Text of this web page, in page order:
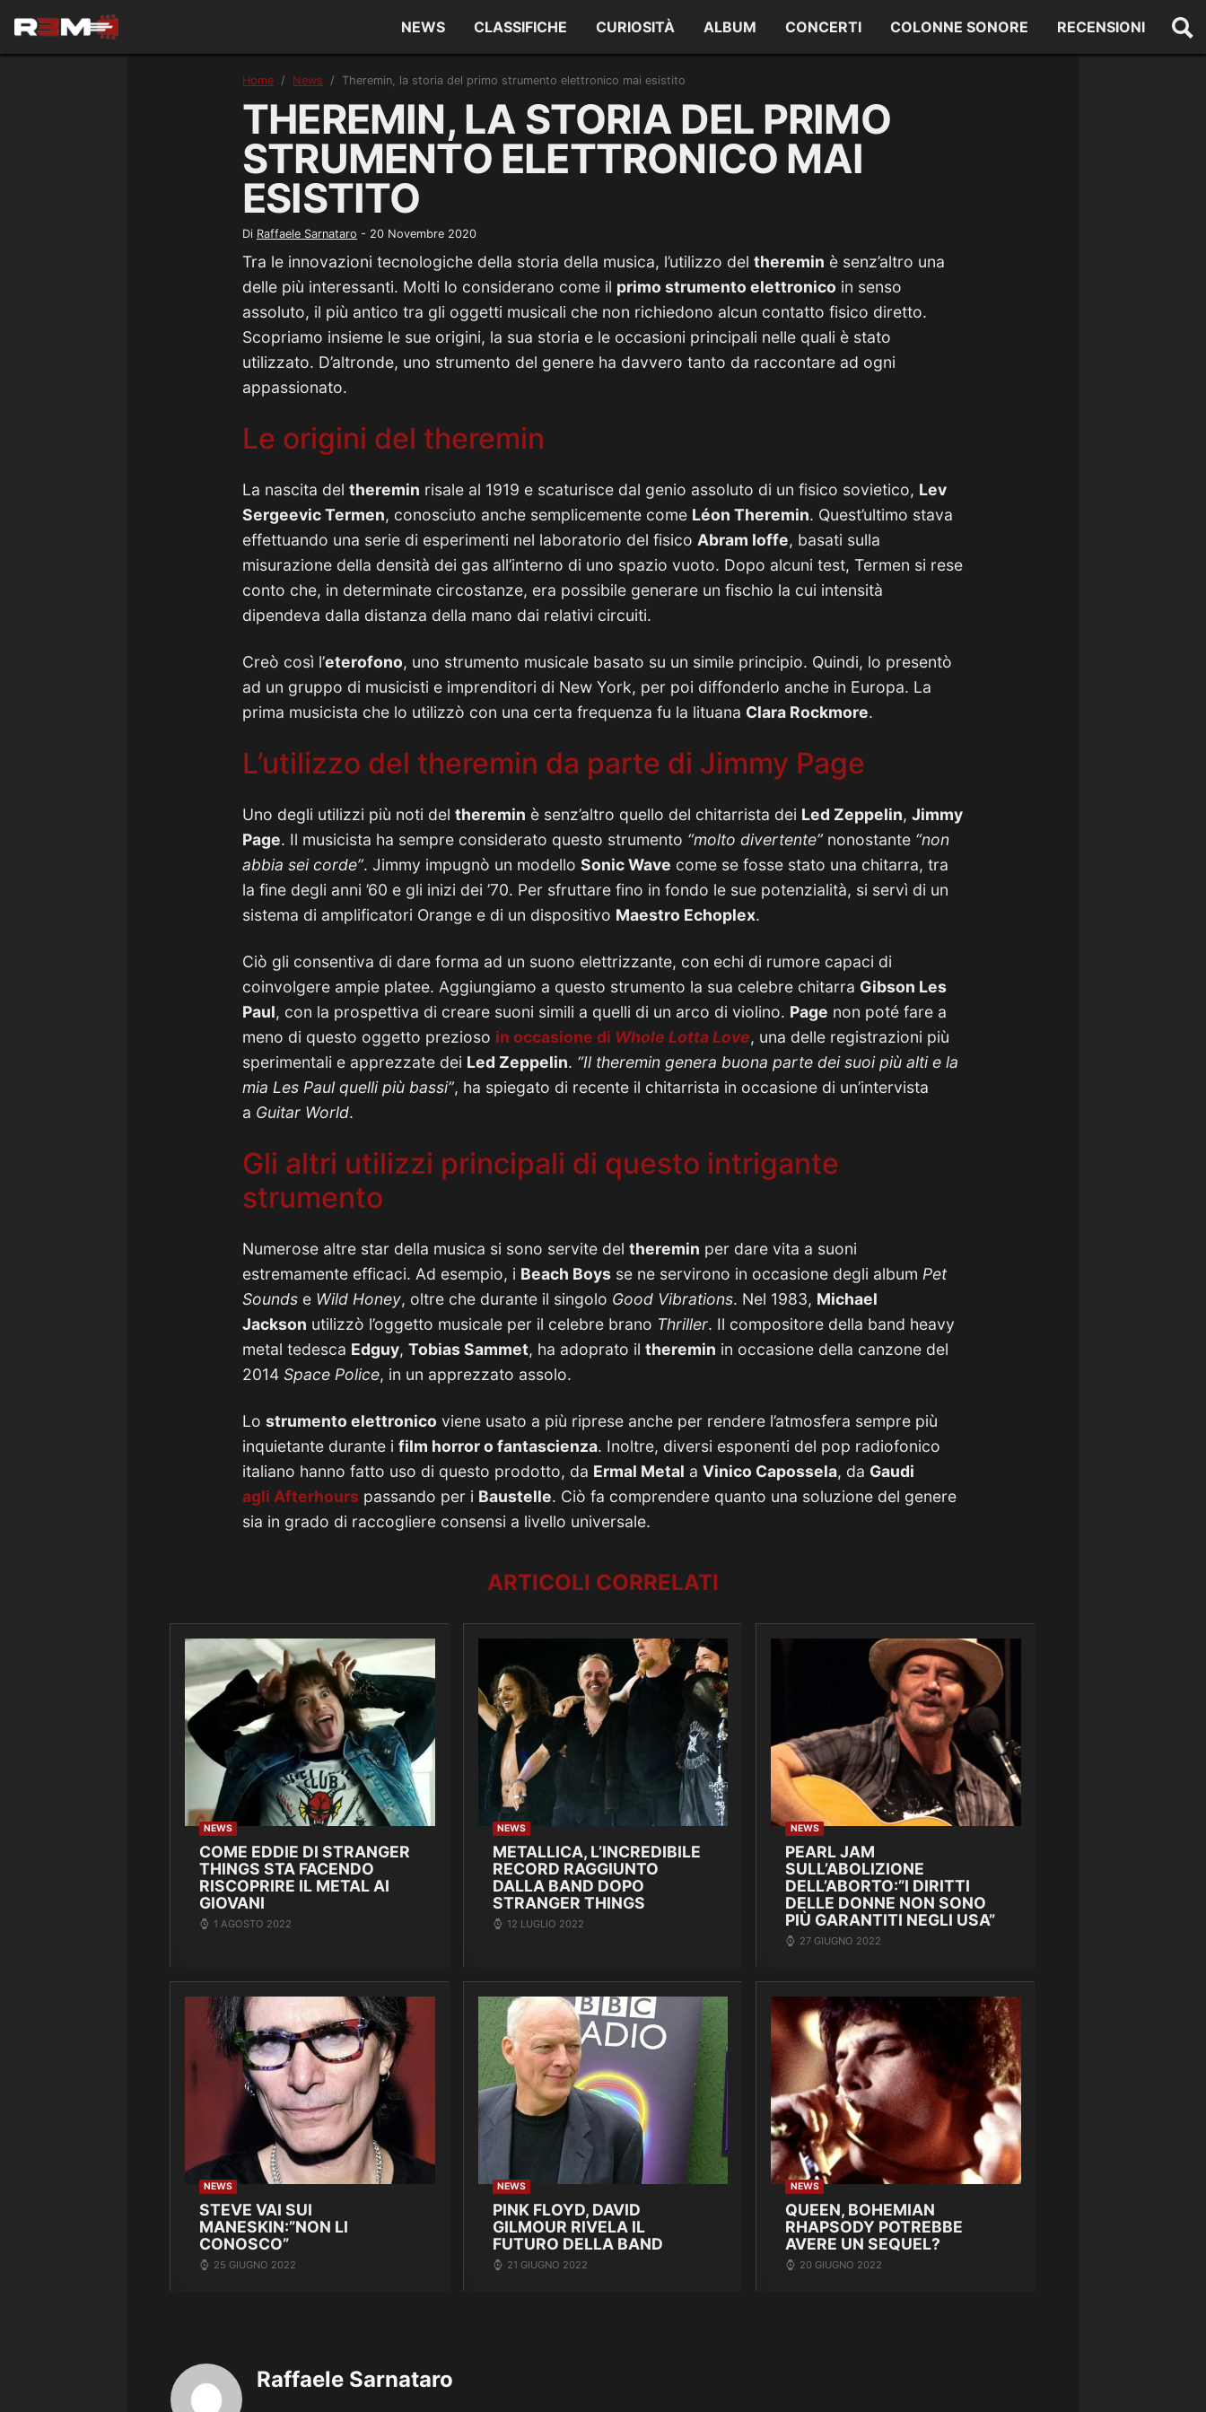
NEWS CLASSIFICHE CURIOSITÀ ALBUM CONCERTI COLONNE SONORE RECENSIONI
Home News Theremin, la storia del primo strumento elettronico mai esistito
THEREMIN, LA STORIA DEL PRIMO
STRUMENTO ELETTRONICO MAI
ESISTITO
Di Raffaele Sarnataro - 20 Novembre 2020
Tra le innovazioni tecnologiche della storia della musica, l’utilizzo del theremin è senz’altro una
delle più interessanti. Molti lo considerano come il primo strumento elettronico in senso
assoluto, il più antico tra gli oggetti musicali che non richiedono alcun contatto fisico diretto.
Scopriamo insieme le sue origini, la sua storia e le occasioni principali nelle quali è stato
utilizzato. D’altronde, uno strumento del genere ha davvero tanto da raccontare ad ogni
appassionato.
Le origini del theremin
La nascita del theremin risale al 1919 e scaturisce dal genio assoluto di un fisico sovietico, Lev
Sergeevic Termen, conosciuto anche semplicemente come Léon Theremin. Quest’ultimo stava
effettuando una serie di esperimenti nel laboratorio del fisico Abram Ioffe, basati sulla
misurazione della densità dei gas all’interno di uno spazio vuoto. Dopo alcuni test, Termen si rese
conto che, in determinate circostanze, era possibile generare un fischio la cui intensità
dipendeva dalla distanza della mano dai relativi circuiti.
Creò così l’eterofono, uno strumento musicale basato su un simile principio. Quindi, lo presentò
ad un gruppo di musicisti e imprenditori di New York, per poi diffonderlo anche in Europa. La
prima musicista che lo utilizzò con una certa frequenza fu la lituana Clara Rockmore.
L’utilizzo del theremin da parte di Jimmy Page
Uno degli utilizzi più noti del theremin è senz’altro quello del chitarrista dei Led Zeppelin, Jimmy
Page. Il musicista ha sempre considerato questo strumento “molto divertente” nonostante “non
abbia sei corde”. Jimmy impugnò un modello Sonic Wave come se fosse stato una chitarra, tra
la fine degli anni ’60 e gli inizi dei ’70. Per sfruttare fino in fondo le sue potenzialità, si servì di un
sistema di amplificatori Orange e di un dispositivo Maestro Echoplex.
Ciò gli consentiva di dare forma ad un suono elettrizzante, con echi di rumore capaci di
coinvolgere ampie platee. Aggiungiamo a questo strumento la sua celebre chitarra Gibson Les
Paul, con la prospettiva di creare suoni simili a quelli di un arco di violino. Page non poté fare a
meno di questo oggetto prezioso in occasione di Whole Lotta Love, una delle registrazioni più
sperimentali e apprezzate dei Led Zeppelin. “Il theremin genera buona parte dei suoi più alti e la
mia Les Paul quelli più bassi”, ha spiegato di recente il chitarrista in occasione di un’intervista
a Guitar World.
Gli altri utilizzi principali di questo intrigante
strumento
Numerose altre star della musica si sono servite del theremin per dare vita a suoni
estremamente efficaci. Ad esempio, i Beach Boys se ne servirono in occasione degli album Pet
Sounds e Wild Honey, oltre che durante il singolo Good Vibrations. Nel 1983, Michael
Jackson utilizzò l’oggetto musicale per il celebre brano Thriller. Il compositore della band heavy
metal tedesca Edguy, Tobias Sammet, ha adoprato il theremin in occasione della canzone del
2014 Space Police, in un apprezzato assolo.
Lo strumento elettronico viene usato a più riprese anche per rendere l’atmosfera sempre più
inquietante durante i film horror o fantascienza. Inoltre, diversi esponenti del pop radiofonico
italiano hanno fatto uso di questo prodotto, da Ermal Metal a Vinico Capossela, da Gaudi
agli Afterhours passando per i Baustelle. Ciò fa comprendere quanto una soluzione del genere
sia in grado di raccogliere consensi a livello universale.
ARTICOLI CORRELATI
NEWS
COME EDDIE DI STRANGER
THINGS STA FACENDO
RISCOPRIRE IL METAL AI
GIOVANI
1 AGOSTO 2022
NEWS
METALLICA, L’INCREDIBILE
RECORD RAGGIUNTO
DALLA BAND DOPO
STRANGER THINGS
12 LUGLIO 2022
NEWS
PEARL JAM
SULL’ABOLIZIONE
DELL’ABORTO:”I DIRITTI
DELLE DONNE NON SONO
PIÙ GARANTITI NEGLI USA”
27 GIUGNO 2022
NEWS
STEVE VAI SUI
MANESKIN:”NON LI
CONOSCO”
25 GIUGNO 2022
NEWS
PINK FLOYD, DAVID
GILMOUR RIVELA IL
FUTURO DELLA BAND
21 GIUGNO 2022
NEWS
QUEEN, BOHEMIAN
RHAPSODY POTREBBE
AVERE UN SEQUEL?
20 GIUGNO 2022
Raffaele Sarnataro